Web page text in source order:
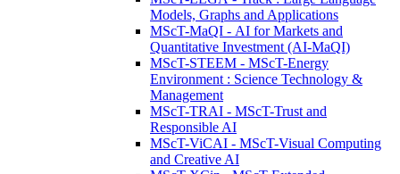
Models, Graphs and Applications
MScT-MaQI - AI for Markets and
Quantitative Investment (AI-MaQI)
MScT-STEEM - MScT-Energy
Environment : Science Technology &
Management
MScT-TRAI - MScT-Trust and
Responsible AI
MScT-ViCAI - MScT-Visual Computing
and Creative AI